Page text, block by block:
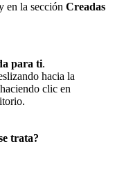
en la sección Creadas
para ti.
hacia la
clic en
trata?